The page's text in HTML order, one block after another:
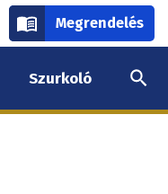
Megrendelés
Szurkoló